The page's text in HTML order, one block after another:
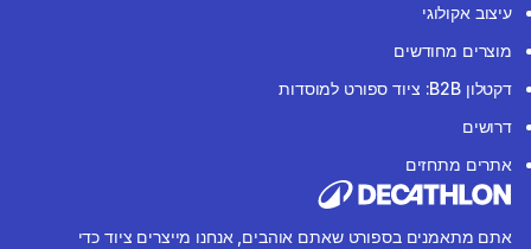
עיצוב אקולוגי
מוצרים מחודשים
דקטלון B2B: ציוד ספורט למוסדות
דרושים
אתרים מתחזים
אתם מתאמנים בספורט שאתם אוהבים, אנחנו מייצרים ציוד כדי